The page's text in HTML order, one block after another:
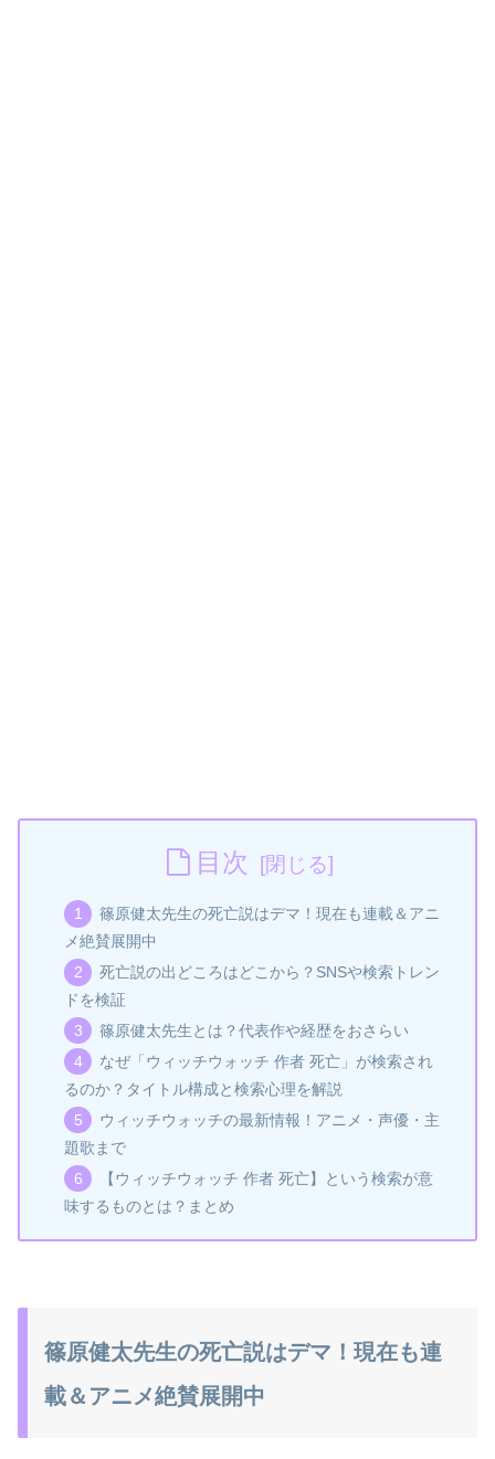
目次
篠原健太先生の死亡説はデマ！現在も連載＆アニ
メ絶賛展開中
死亡説の出どころはどこから？SNSや検索トレン
ドを検証
篠原健太先生とは？代表作や経歴をおさらい
なぜ「ウィッチウォッチ 作者 死亡」が検索され
るのか？タイトル構成と検索心理を解説
ウィッチウォッチの最新情報！アニメ・声優・主
題歌まで
【ウィッチウォッチ 作者 死亡】という検索が意
味するものとは？まとめ
篠原健太先生の死亡説はデマ！現在も連
載＆アニメ絶賛展開中